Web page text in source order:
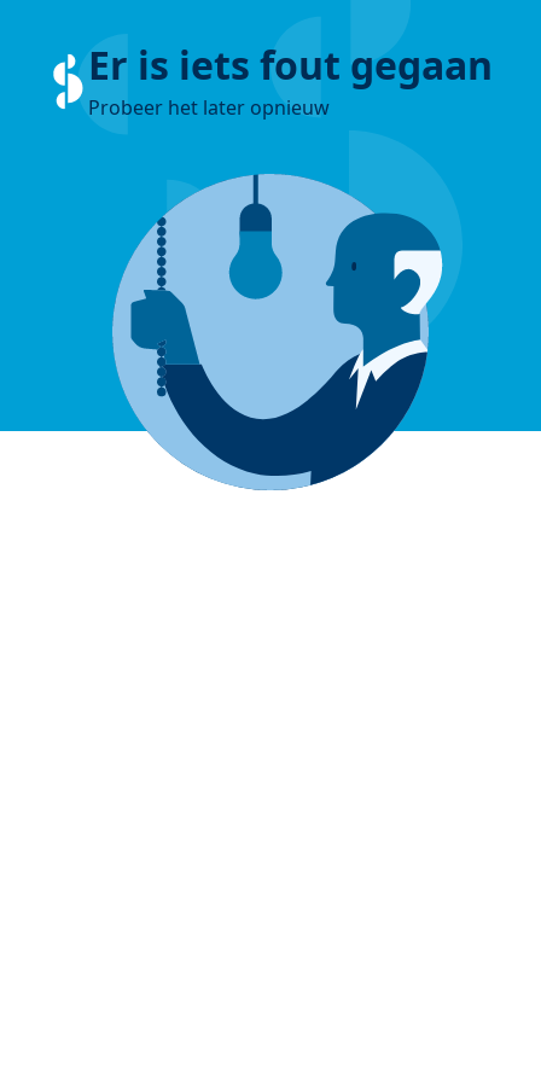
Er is iets fout gegaan
Probeer het later opnieuw